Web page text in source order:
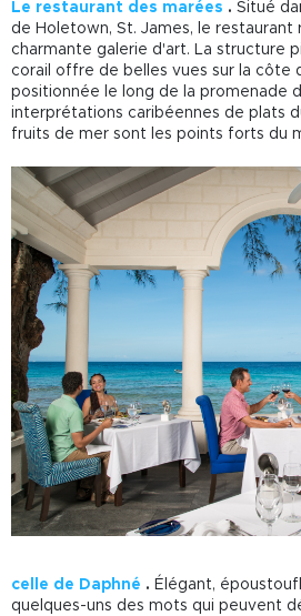
Le restaurant des marées . Situé
de Holetown, St. James, le
charmante galerie d'art. La structure
corail offre de belles vues sur la côte
positionnée le long de la promenade
interprétations caribéennes de plats
fruits de mer sont les points forts du
celle de Daphné . Élégant,
quelques-uns des mots qui peuvent